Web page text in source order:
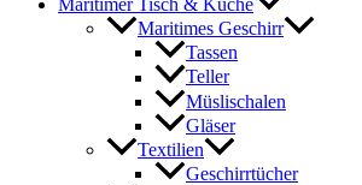
Maritimer Tisch & Küche
Maritimes Geschirr
Tassen
Teller
Müslischalen
Gläser
Textilien
Geschirrtücher